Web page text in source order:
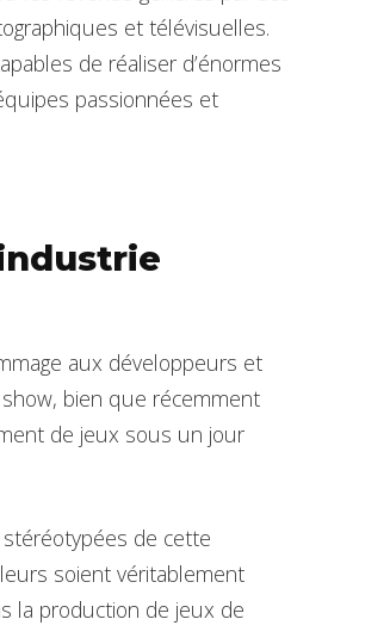
et télévisuelles.
de réaliser d’énormes
passionnées et
aux développeurs et
bien que récemment
de jeux sous un jour
de cette
soient véritablement
la production de jeux de